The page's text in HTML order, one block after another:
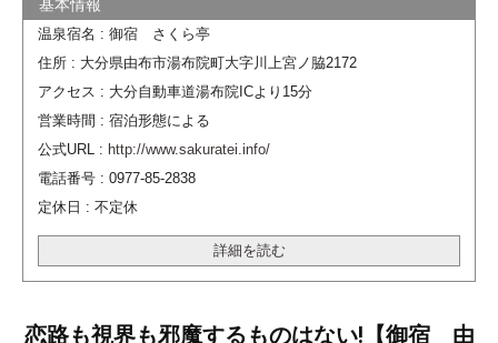
温泉宿名 : 御宿 さくら亭
住所 : 大分県由布市湯布院町大字川上宮ノ脇2172
アクセス : 大分自動車道湯布院ICより15分
営業時間 : 宿泊形態による
公式URL : http://www.sakuratei.info/
電話番号 : 0977-85-2838
定休日 : 不定休
詳細を読む
恋路も視界も邪魔するものはない!【御宿 由